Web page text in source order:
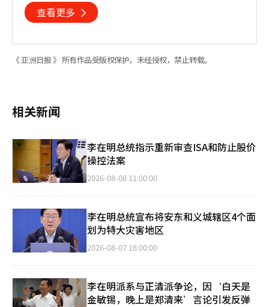
查看更多
《 亚洲日报 》 所有作品受版权保护，未经授权，禁止转载。
相关新闻
李在明总统指示重新审查ISA和防止股价
操控法案
2026-08-08 11:00:00
李在明总统宣布将安东和义城辖区4个面
划为特大灾害地区
2026-08-07 18:00:00
李在明派系与正清派争论，因‘白天是
金敏锡，晚上是郑清来’言论引发反弹